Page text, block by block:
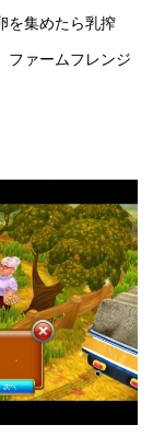
を集めたら乳搾
ファームフレンジ